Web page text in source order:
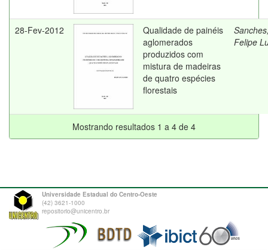
28-Fev-2012
Qualidade de painéis
aglomerados
produzidos com
mistura de madeiras
de quatro espécies
florestais
Felipe
Mostrando resultados 1 a 4 de 4
Universidade Estadual do Centro-Oeste
(42) 3621-1000
repositorio@unicentro.br